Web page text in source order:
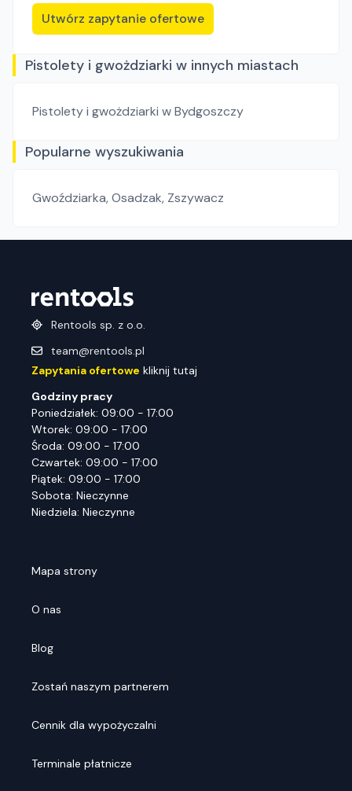
Utwórz zapytanie ofertowe
Pistolety i gwożdziarki w innych miastach
Pistolety i gwożdziarki w Bydgoszczy
Popularne wyszukiwania
Gwoździarka,Osadzak, Zszywacz
Rentools sp. z o.o.
team@rentools.pl
Zapytania ofertowe kliknij tutaj
Godziny pracy
Poniedziałek: 09:00 - 17:00
Wtorek: 09:00 - 17:00
Środa: 09:00 - 17:00
Czwartek: 09:00 - 17:00
Piątek: 09:00 - 17:00
Sobota: Nieczynne
Niedziela: Nieczynne
Mapa strony
O nas
Blog
Zostań naszym partnerem
Cennik dla wypożyczalni
Terminale płatnicze